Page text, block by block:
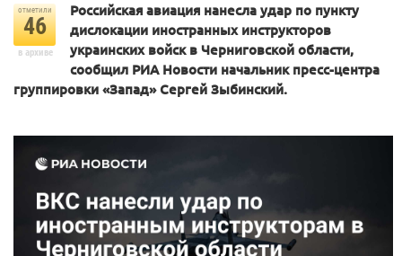
отметили
46
в архиве
Российская авиация нанесла удар по пункту
дислокации иностранных инструкторов
украинских войск в Черниговской области,
сообщил РИА Новости начальник пресс-центра
группировки «Запад» Сергей Зыбинский.